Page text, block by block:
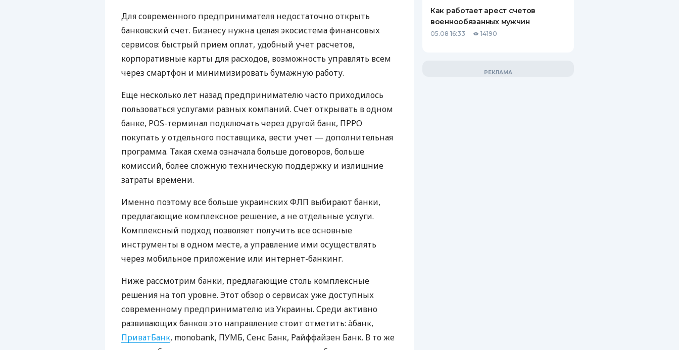
Для современного предпринимателя недостаточно открыть
банковский счет. Бизнесу нужна целая экосистема финансовых
сервисов: быстрый прием оплат, удобный учет расчетов,
корпоративные карты для расходов, возможность управлять всем
через смартфон и минимизировать бумажную работу.
Еще несколько лет назад предпринимателю часто приходилось
пользоваться услугами разных компаний. Счет открывать в одном
банке, POS-терминал подключать через другой банк, ПРРО
покупать у отдельного поставщика, вести учет — дополнительная
программа. Такая схема означала больше договоров, больше
комиссий, более сложную техническую поддержку и излишние
затраты времени.
Именно поэтому все больше украинских ФЛП выбирают банки,
предлагающие комплексное решение, а не отдельные услуги.
Комплексный подход позволяет получить все основные
инструменты в одном месте, а управление ими осуществлять
через мобильное приложение или интернет-банкинг.
Ниже рассмотрим банки, предлагающие столь комплексные
решения на топ уровне. Этот обзор о сервисах уже доступных
современному предпринимателю из Украины. Среди активно
развивающих банков это направление стоит отметить: àбанк,
ПриватБанк, monobank, ПУМБ, Сенс Банк, Райффайзен Банк. В то же
Как работает арест счетов
военнообязанных мужчин
05.08 16:33 14190